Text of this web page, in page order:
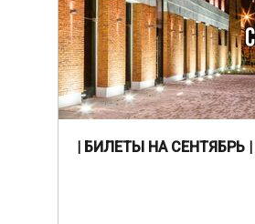
| БИЛЕТЫ НА СЕНТЯБРЬ |